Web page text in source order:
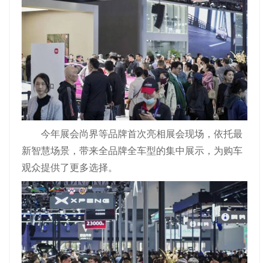
今年展会尚界等品牌首次亮相展会现场，依托最
新智慧场景，带来全品牌全车型的集中展示，为购车
观众提供了更多选择。